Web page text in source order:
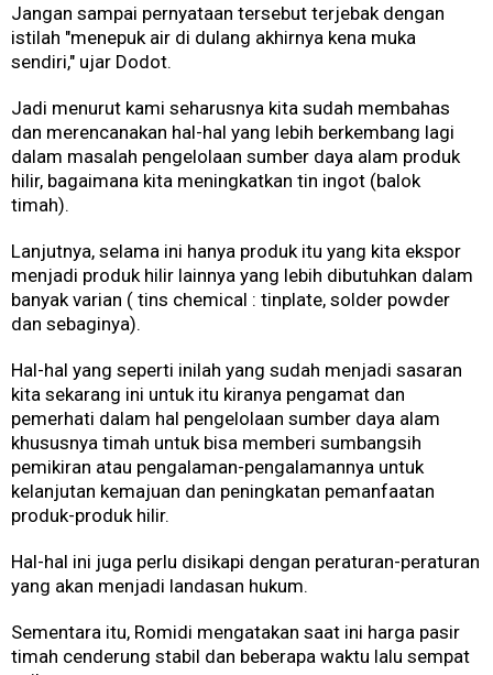
Jangan sampai pernyataan tersebut terjebak dengan
istilah "menepuk air di dulang akhirnya kena muka
sendiri," ujar Dodot.
Jadi menurut kami seharusnya kita sudah membahas
dan merencanakan hal-hal yang lebih berkembang lagi
dalam masalah pengelolaan sumber daya alam produk
hilir, bagaimana kita meningkatkan tin ingot (balok
timah).
Lanjutnya, selama ini hanya produk itu yang kita ekspor
menjadi produk hilir lainnya yang lebih dibutuhkan dalam
banyak varian ( tins chemical : tinplate, solder powder
dan sebaginya).
Hal-hal yang seperti inilah yang sudah menjadi sasaran
kita sekarang ini untuk itu kiranya pengamat dan
pemerhati dalam hal pengelolaan sumber daya alam
khususnya timah untuk bisa memberi sumbangsih
pemikiran atau pengalaman-pengalamannya untuk
kelanjutan kemajuan dan peningkatan pemanfaatan
produk-produk hilir.
Hal-hal ini juga perlu disikapi dengan peraturan-peraturan
yang akan menjadi landasan hukum.
Sementara itu, Romidi mengatakan saat ini harga pasir
timah cenderung stabil dan beberapa waktu lalu sempat